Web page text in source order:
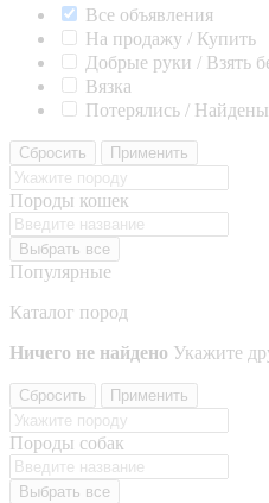
Все объявления
На продажу / Купить
Добрые руки / Взять
Вязка
Потерялись / Найдены
Сбросить Применить
Породы кошек
Выбрать все
Популярные
Каталог пород
Ничего не найдено Укажите
Сбросить Применить
Породы собак
Выбрать все